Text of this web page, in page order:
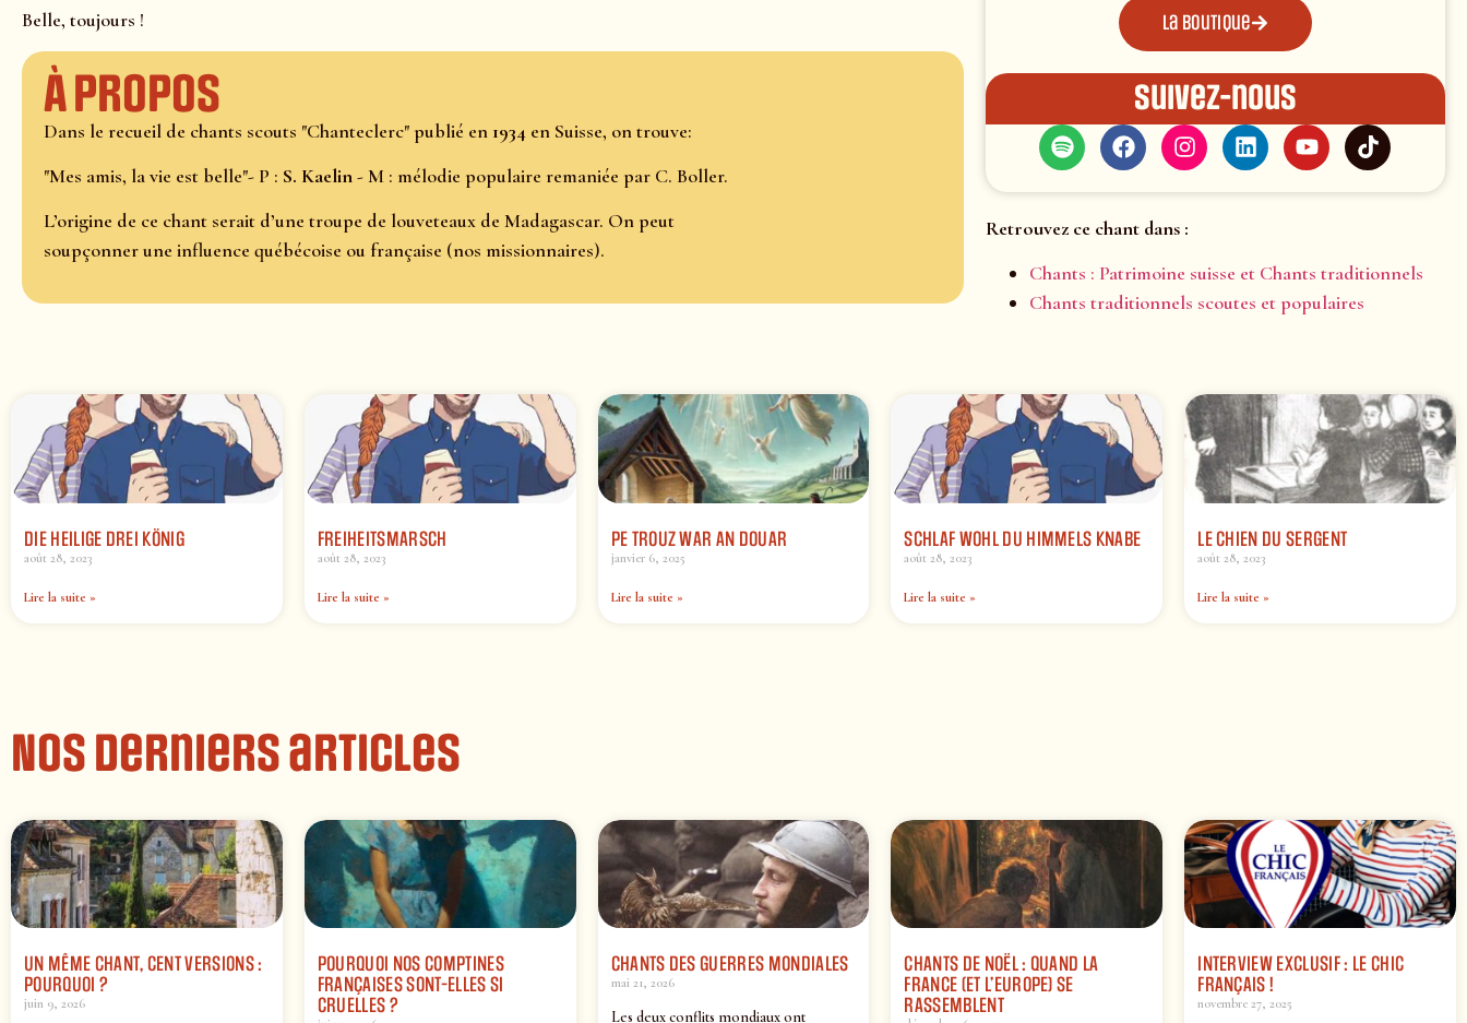
Belle, toujours !
À propos
Dans le recueil de chants scouts "Chanteclerc" publié en 1934 en Suisse, on trouve:
"Mes amis, la vie est belle"- P : S. Kaelin- M : mélodie populaire remaniée par C. Boller.
L’origine de ce chant serait d’une troupe de louveteaux de Madagascar. On peut
soupçonner une influence québécoise ou française (nos missionnaires).
La boutique
Suivez-nous
Retrouvez ce chant dans :
Chants : Patrimoine suisse et Chants traditionnels
Chants traditionnels scoutes et populaires
DIE HEILIGE DREI KÖNIG
août 28, 2023
Lire la suite »
FREIHEITSMARSCH
août 28, 2023
Lire la suite »
PE TROUZ WAR AN DOUAR
janvier 6, 2025
Lire la suite »
SCHLAF WOHL DU HIMMELS KNABE
août 28, 2023
Lire la suite »
LE CHIEN DU SERGENT
août 28, 2023
Lire la suite »
Nos derniers articles
UN MÊME CHANT, CENT VERSIONS :
POURQUOI ?
juin 9, 2026
POURQUOI NOS COMPTINES
FRANÇAISES SONT-ELLES SI
CRUELLES ?
CHANTS DES GUERRES MONDIALES
mai 21, 2026
Les deux conflits mondiaux ont
CHANTS DE NOËL : QUAND LA
FRANCE (ET L’EUROPE) SE
RASSEMBLENT
INTERVIEW EXCLUSIF : LE CHIC
FRANÇAIS !
novembre 27, 2025